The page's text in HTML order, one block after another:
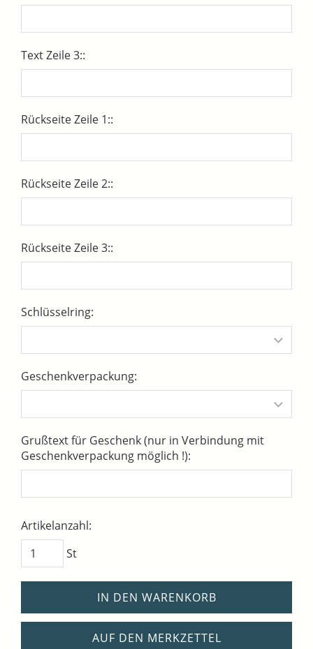
Text Zeile 3::
Rückseite Zeile 1::
Rückseite Zeile 2::
Rückseite Zeile 3::
Schlüsselring:
Geschenkverpackung:
Grußtext für Geschenk (nur in Verbindung mit
Geschenkverpackung möglich !):
Artikelanzahl:
St
IN DEN WARENKORB
AUF DEN MERKZETTEL